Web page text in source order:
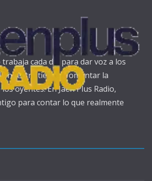
cada día para dar voz a los
nuestra tierra y fomentar la
oyentes. En Jaén Plus Radio,
para contar lo que realmente